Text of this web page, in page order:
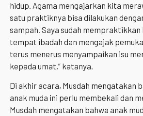
hidup. Agama mengajarkan kita
satu praktiknya bisa dilakukan
sampah. Saya sudah mempraktikkan
tempat ibadah dan mengajak
terus menerus menyampaikan isu
kepada umat,” katanya.
Di akhir acara, Musdah mengatakan
anak muda ini perlu membekali dan
Musdah mengatakan bahwa anak